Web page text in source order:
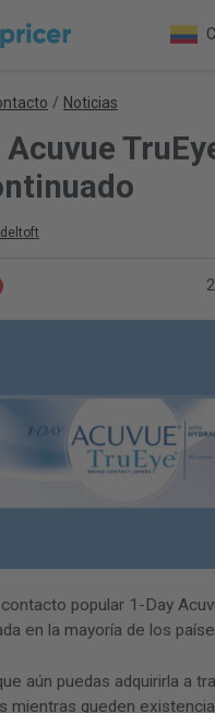
/ Noticias
popular 1-Day
en la mayoría de los
aún puedas adquirirla a
mientras queden